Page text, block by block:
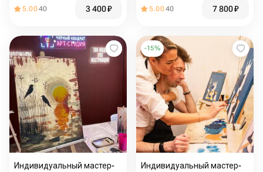
5.0040 3 400₽
на мастер-класс
5.0040 7 800₽
Индивидуальный мастер-
-15%
Индивидуальный мастер-